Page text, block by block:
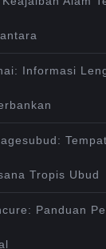
Informasi
Tropis Ubud
Panduan